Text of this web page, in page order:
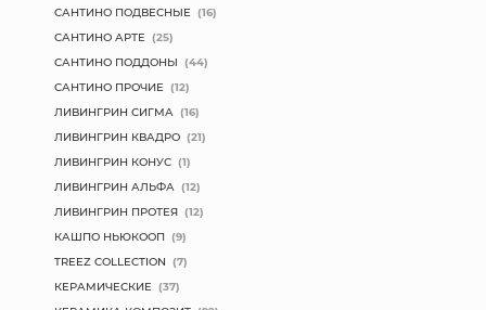
ИСКУССТВЕННЫЕ ЦВЕТЫ
ПАКЕТЫ И СУМКИ
ПОДАРОЧНЫЕ КАРТЫ
ТОРГОВЫЙ ЦЕНТР
САНТИНО ПОДВЕСНЫЕ (16)
САНТИНО АРТЕ (25)
САНТИНО ПОДДОНЫ (44)
САНТИНО ПРОЧИЕ (12)
ЛИВИНГРИН СИГМА (16)
ЛИВИНГРИН КВАДРО (21)
ЛИВИНГРИН КОНУС (1)
ЛИВИНГРИН АЛЬФА (12)
ЛИВИНГРИН ПРОТЕЯ (12)
КАШПО НЬЮКООП (9)
TREEZ COLLECTION (7)
КЕРАМИЧЕСКИЕ (37)